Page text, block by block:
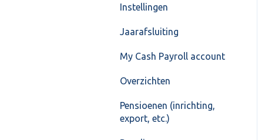
Instellingen
Jaarafsluiting
My Cash Payroll account
Overzichten
Pensioenen (inrichting,
export, etc.)